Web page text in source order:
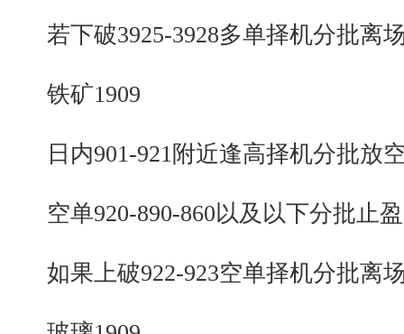
若下破3925-3928多单择机分批离
铁矿1909
日内901-921附近逢高择机分批放
空单920-890-860以及以下分批止盈
如果上破922-923空单择机分批离